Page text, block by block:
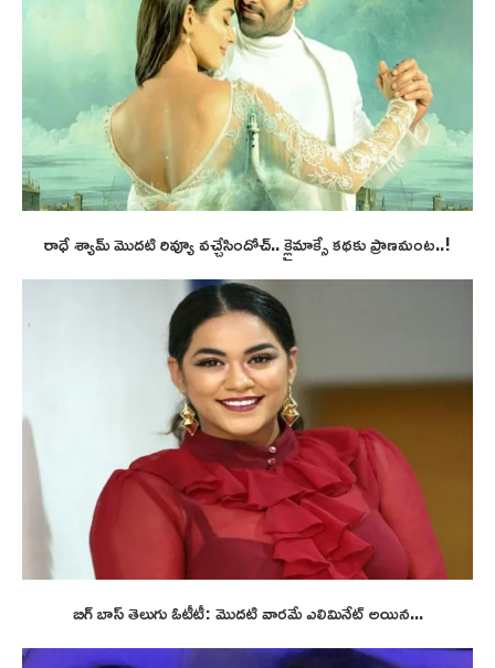
రాధే శ్యామ్ మొదటి రివ్యూ వచ్చేసిందోచ్.. క్లైమాక్సే కథకు ప్రాణమంట..!
బిగ్ బాస్ తెలుగు ఓటీటీ: మొదటి వారమే ఎలిమినేట్ అయిన...